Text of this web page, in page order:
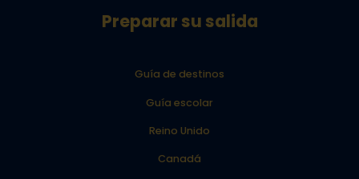
Preparar su salida
Guía de destinos
Guía escolar
Reino Unido
Canadá